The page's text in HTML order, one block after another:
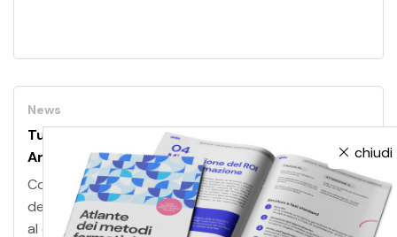
News
Tutto quello che c’è da sapere su Intelligenza
Artificiale e apprendimento
Come l’Intelligenza Artificiale ridisegna il futuro
dell’apprendimento nelle organizzazioni? È il quesito
al quale risponde exploring eLearning 2025, l’evento
chiudi